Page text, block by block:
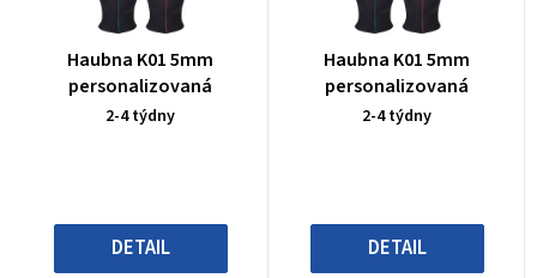
Průměrné
hodnocení
produktu
hvězdiček.
Haubna K01 5mm
personalizovaná
2-4 týdny
DETAIL
Průměrné
hodnocení
produktu
hvězdiček.
Haubna K01 5mm
personalizovaná
2-4 týdny
DETAIL